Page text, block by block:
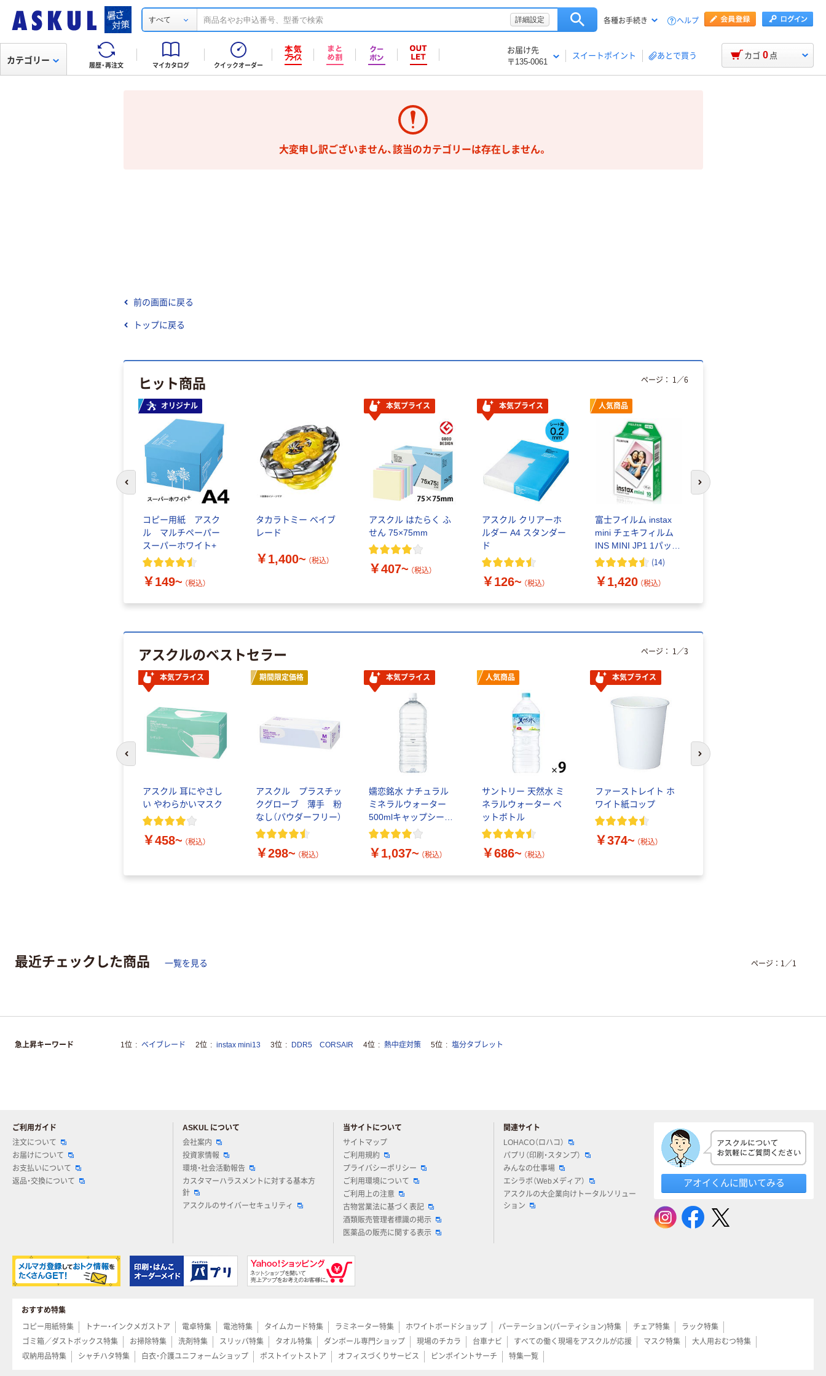
すべて 詳細設定 各種お手続き ヘルプ
履歴・再注文 マイカタログ クイックオーダー
お届け先
〒135-0061
スイートポイント あとで買う
カテゴリー カゴ 0 点
大変申し訳ございません、該当のカテゴリーは存在しません。
前の画面に戻る
トップに戻る
ヒット商品
オリジナル
コピー用紙 アスク
ル マルチペーパー
スーパーホワイト+
￥149~ （税込）
タカラトミー ベイブ
レード
￥1,400~ （税込）
本気プライス
アスクル はたらく ふ
せん 75×75mm
￥407~ （税込）
本気プライス
アスクル クリアーホ
ルダー A4 スタンダー
ド
￥126~ （税込）
人気商品
富士フイルム instax
mini チェキフィルム
INS MINI JP1 1パック
（10枚入り）
(14)
￥1,420 （税込）
ページ： 1 ／6
前のスライドへ 次のスライドへ
アスクルのベストセラー
本気プライス
アスクル 耳にやさし
い やわらかいマスク
￥458~ （税込）
期間限定価格
アスクル プラスチッ
クグローブ 薄手 粉
なし（パウダーフリー）
￥298~ （税込）
本気プライス
嬬恋銘水 ナチュラル
ミネラルウォーター
500mlキャップシール
付き／2Lラベルレス
￥1,037~ （税込）
人気商品
サントリー 天然水 ミ
ネラルウォーター ペ
ットボトル
￥686~ （税込）
本気プライス
ファーストレイト ホ
ワイト紙コップ
￥374~ （税込）
ページ： 1 ／3
次のスライドへ
最近チェックした商品 一覧を見る ページ： 1 ／1
急上昇キーワード 1位 ベイブレード 2位 instax mini13 3位 DDR5 CORSAIR 4位 熱中症対策 5位 塩分タブレット
ご利用ガイド
注文について
お届けについて
お支払いについて
返品・交換について
ASKUL について
会社案内
投資家情報
環境・社会活動報告
カスタマーハラスメントに対する基本方
針
アスクルのサイバーセキュリティ
当サイトについて
サイトマップ
ご利用規約
プライバシーポリシー
ご利用環境について
ご利用上の注意
古物営業法に基づく表記
酒類販売管理者標識の掲示
医薬品の販売に関する表示
関連サイト
LOHACO（ロハコ）
パプリ（印刷・スタンプ）
みんなの仕事場
エシラボ（Webメディア）
アスクルの大企業向けトータルソリュー
ション
アオイくんに聞いてみる
おすすめ特集
コピー用紙特集
トナー・インクメガストア 電卓特集 電池特集 タイムカード特集 ラミネーター特集 ホワイトボードショップ パーテーション(パーティション)特集 チェア特集
ラック特集
ゴミ箱／ダストボックス特集
お掃除特集 洗剤特集 スリッパ特集 タオル特集 ダンボール専門ショップ 現場のチカラ 台車ナビ すべての働く現場をアスクルが応援 マスク特集
大人用おむつ特集
収納用品特集
シャチハタ特集 白衣・介護ユニフォームショップ ポストイットストア オフィスづくりサービス ピンポイントサーチ 特集一覧